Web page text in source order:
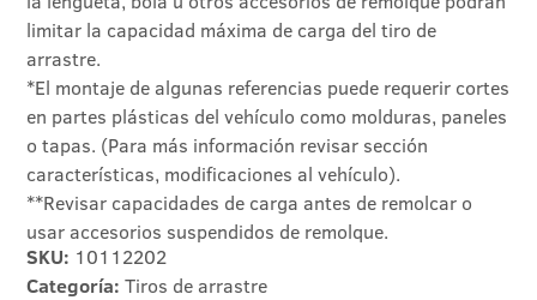
limitar la capacidad máxima de carga del tiro de
arrastre.
*El montaje de algunas referencias puede requerir cortes
en partes plásticas del vehículo como molduras, paneles
o tapas. (Para más información revisar sección
características, modificaciones al vehículo).
**Revisar capacidades de carga antes de remolcar o
usar accesorios suspendidos de remolque.
SKU: 10112202
Categoría: Tiros de arrastre